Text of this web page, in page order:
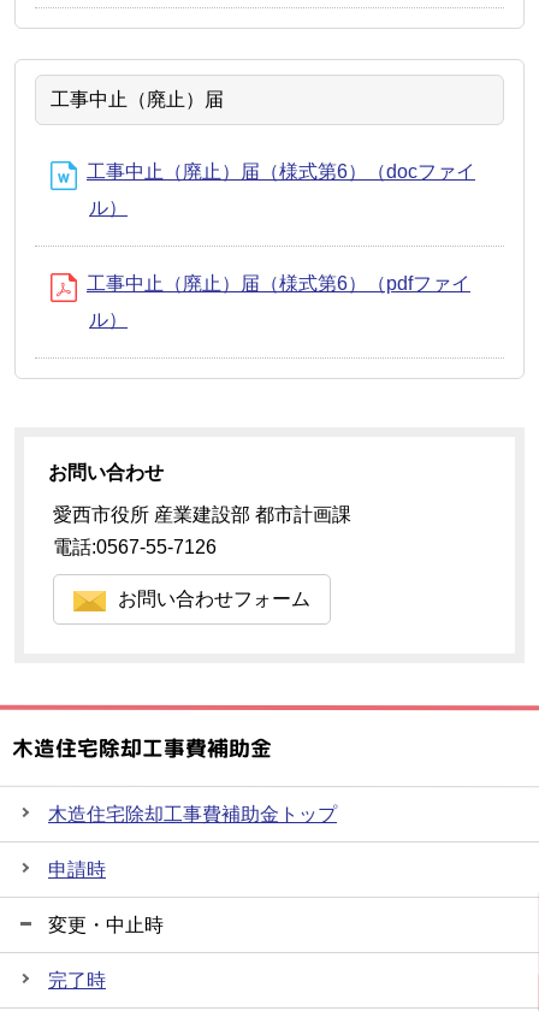
工事中止（廃止）届
工事中止（廃止）届（様式第6）（docファイ
ル）
工事中止（廃止）届（様式第6）（pdfファイ
ル）
お問い合わせ
愛西市役所 産業建設部 都市計画課
電話:0567-55-7126
お問い合わせフォーム
木造住宅除却工事費補助金
木造住宅除却工事費補助金トップ
申請時
変更・中止時
完了時